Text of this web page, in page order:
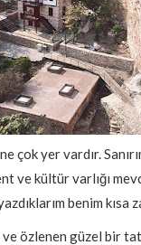
yer vardır.
ve kültür varlığı
benim kısa
özlenen güzel bir